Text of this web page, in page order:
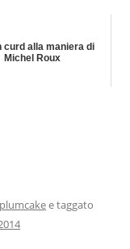
curd alla maniera di
Michel Roux
e taggato